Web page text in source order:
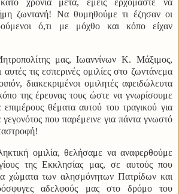
χρόνια μετά, εμείς ερχόμαστε να
ζωντανή! Να θυμηθούμε τι έζησαν οι
ό,τι με μόχθο και κόπο είχαν
μας, Ιωαννίνων Κ. Μάξιμος,
τις εσπερινές ομιλίες στο ζωντάνεμα
διακεκριμένοι ομιλητές αφειδώλευτα
της έρευνας τους ώστε να γνωρίσουμε
θέματα αυτού του τραγικού για
γεγονότος που παρέμεινε για πάντα γνωστό
ομιλία, θελήσαμε να αναφερθούμε
της Εκκλησίας μας, σε αυτούς που
χώματα των αλησμόνητων Πατρίδων και
αδελφούς μας στο δρόμο του